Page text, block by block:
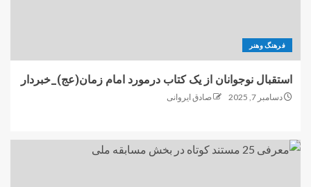
فرهنگ وهنر
استقبال نوجوانان از یک کتاب درمورد امام زمان(عج)_خبردار
دسامبر 7, 2025 صادق ایروانی